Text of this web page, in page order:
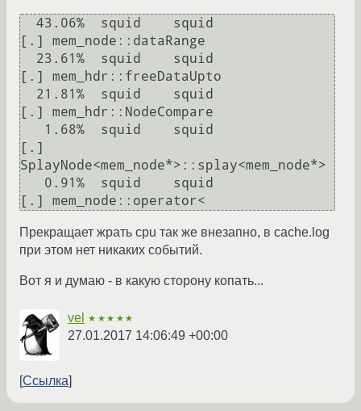
[.] mem_node::dataRange
[.] mem_hdr::freeDataUpto
[.] mem_hdr::NodeCompare
[.]
SplayNode<mem_node*>::splay<mem_node*>
[.] mem_node::operator<
Прекращает жрать cpu так же внезапно, в cache.log
при этом нет никаких событий.
Вот я и думаю - в какую сторону копать...
vel ★★★★★
27.01.2017 14:06:49 +00:00
Ссылка